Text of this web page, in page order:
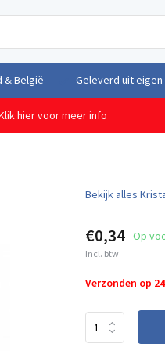
Nederland Gratis
hier voor meer info
Bekijk alles
€0,34 Op
Incl. btw
Verzonden op